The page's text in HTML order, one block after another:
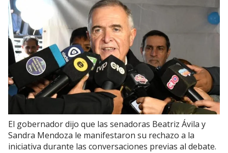
El gobernador dijo que las senadoras Beatriz Ávila y
Sandra Mendoza le manifestaron su rechazo a la
iniciativa durante las conversaciones previas al debate.